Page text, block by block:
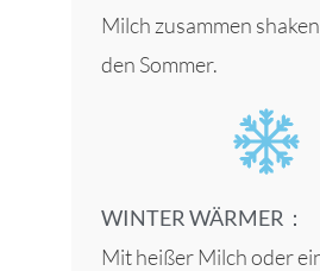
Milch zusammen
den Sommer.
WINTER WÄRMER：
Mit heißer Milch oder